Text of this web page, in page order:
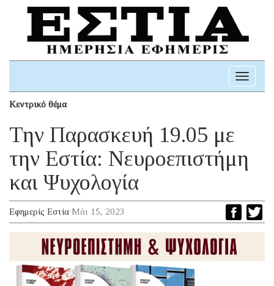
Toggle
Κεντρικό θέμα
Την Παρασκευή 19.05 με
την Εστία: Νευροεπιστήμη
και Ψυχολογία
Εφημερίς Εστία Μάι 15, 2023